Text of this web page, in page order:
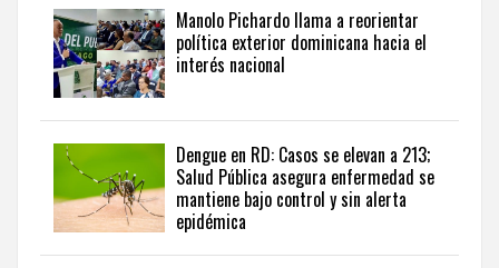
una
perspectiva
internacional,
visite
the
latest
news
the
Dominican
Manolo Pichardo llama a reorientar
política exterior dominicana hacia el
interés nacional
Dengue en RD: Casos se elevan a 213;
Salud Pública asegura enfermedad se
mantiene bajo control y sin alerta
epidémica